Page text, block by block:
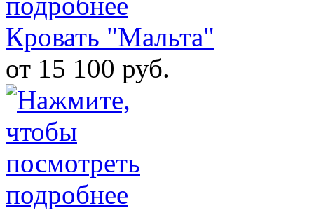
Кровать "Мальта"
от 15 100 руб.